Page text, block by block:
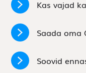
Kas vajad
Saada oma
Soovid